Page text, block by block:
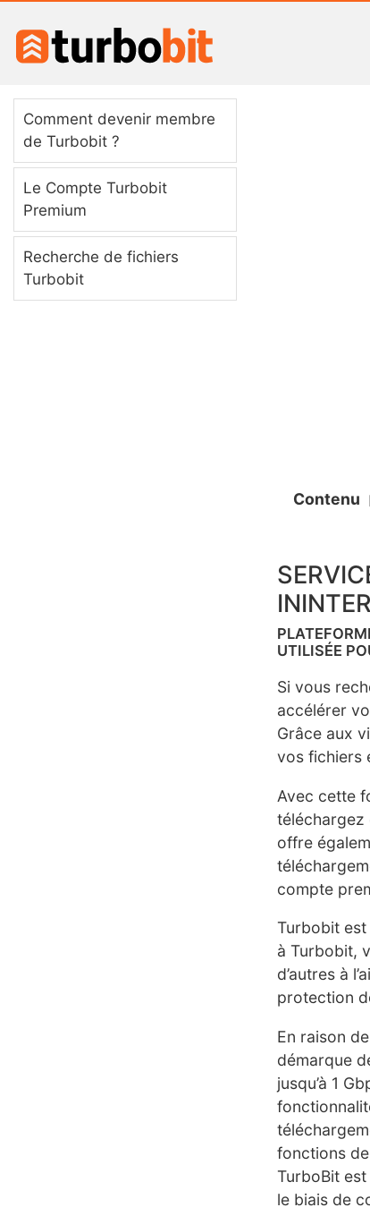
Comment devenir membre
de Turbobit ?
Le Compte Turbobit
Premium
Recherche de fichiers
Turbobit
Contenu
UTILISÉE
Si vous
accélérer
Grâce aux
vos fichiers
Avec cette
téléchargez
offre
compte
Turbobit
à Turbobit,
d’autres à
protection
En raison
démarque
jusqu’à 1
fonctions
TurboBit
le biais de